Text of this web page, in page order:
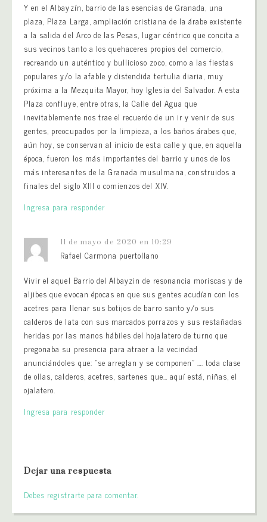
Y en el Albayzín, barrio de las esencias de Granada, una
plaza, Plaza Larga, ampliación cristiana de la árabe existente
a la salida del Arco de las Pesas, lugar céntrico que concita a
sus vecinos tanto a los quehaceres propios del comercio,
recreando un auténtico y bullicioso zoco, como a las fiestas
populares y/o la afable y distendida tertulia diaria, muy
próxima a la Mezquita Mayor, hoy Iglesia del Salvador. A esta
Plaza confluye, entre otras, la Calle del Agua que
inevitablemente nos trae el recuerdo de un ir y venir de sus
gentes, preocupados por la limpieza, a los baños árabes que,
aún hoy, se conservan al inicio de esta calle y que, en aquella
época, fueron los más importantes del barrio y unos de los
más interesantes de la Granada musulmana, construidos a
finales del siglo XIII o comienzos del XIV.
Ingresa para responder
11 de mayo de 2020 en 10:29
Rafael Carmona puertollano
Vivir el aquel Barrio del Albayzin de resonancia moriscas y de
aljibes que evocan épocas en que sus gentes acudían con los
acetres para llenar sus botijos de barro santo y/o sus
calderos de lata con sus marcados porrazos y sus restañadas
heridas por las manos hábiles del hojalatero de turno que
pregonaba su presencia para atraer a la vecindad
anunciándoles que: “se arreglan y se componen” …. toda clase
de ollas, calderos, acetres, sartenes que… aquí está, niñas, el
ojalatero.
Ingresa para responder
Dejar una respuesta
Debes registrarte para comentar.